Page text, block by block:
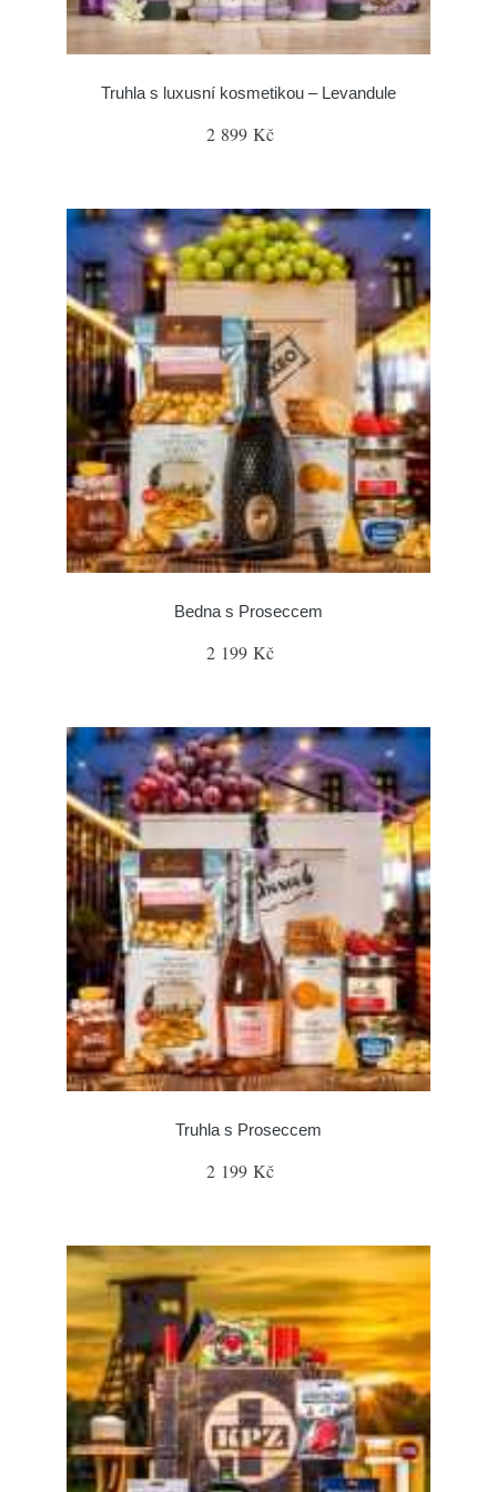
Truhla s luxusní kosmetikou – Levandule
2 899 Kč
Bedna s Proseccem
2 199 Kč
Truhla s Proseccem
2 199 Kč